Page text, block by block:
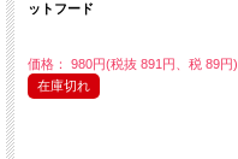
ットフード
価格： 980円(税抜 891円、税 89円)
在庫切れ